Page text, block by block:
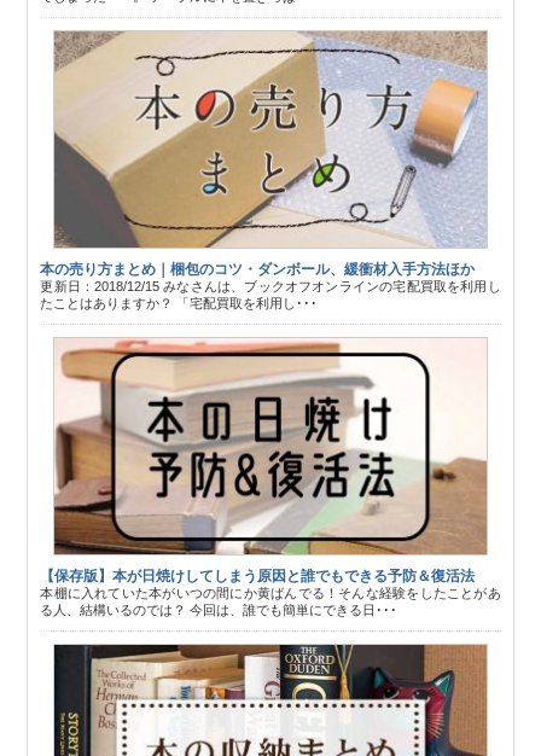
本の売り方まとめ｜梱包のコツ・ダンボール、緩衝材入手方法ほか
更新日：2018/12/15 みなさんは、ブックオフオンラインの宅配買取を利用し
たことはありますか？ 「宅配買取を利用し･･･
【保存版】本が日焼けしてしまう原因と誰でもできる予防＆復活法
本棚に入れていた本がいつの間にか黄ばんでる！そんな経験をしたことがあ
る人、結構いるのでは？ 今回は、誰でも簡単にできる日･･･